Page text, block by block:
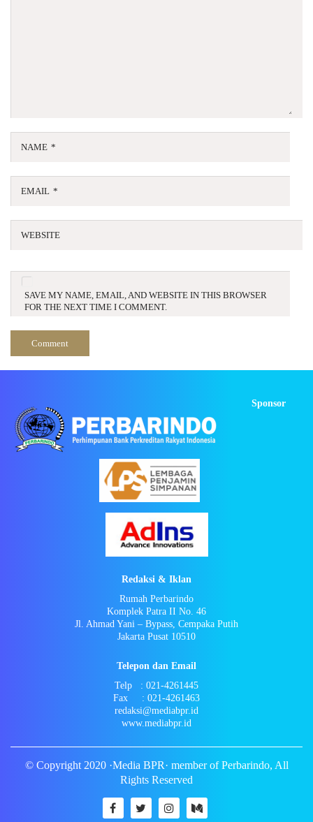
NAME *
EMAIL *
WEBSITE
SAVE MY NAME, EMAIL, AND WEBSITE IN THIS BROWSER
FOR THE NEXT TIME I COMMENT.
Sponsor
Redaksi & Iklan
Rumah Perbarindo
Komplek Patra II No. 46
Jl. Ahmad Yani – Bypass, Cempaka Putih
Jakarta Pusat 10510
Telepon dan Email
Telp : 021-4261445
Fax : 021-4261463
redaksi@mediabpr.id
www.mediabpr.id
© Copyright 2020 ·Media BPR· member of Perbarindo, All
Rights Reserved